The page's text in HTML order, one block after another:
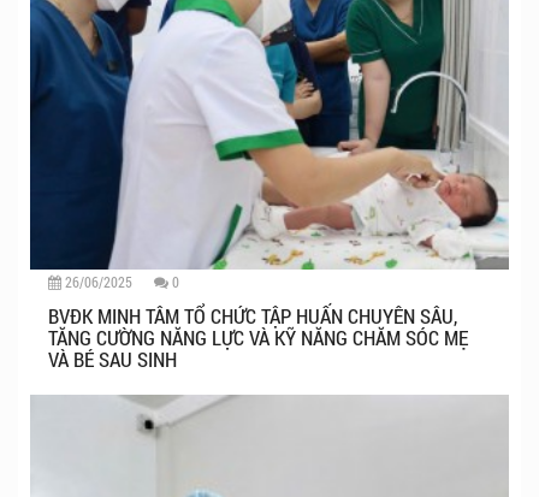
26/06/2025 0
BVĐK MINH TÂM TỔ CHỨC TẬP HUẤN CHUYÊN SÂU,
TĂNG CƯỜNG NĂNG LỰC VÀ KỸ NĂNG CHĂM SÓC MẸ
VÀ BÉ SAU SINH